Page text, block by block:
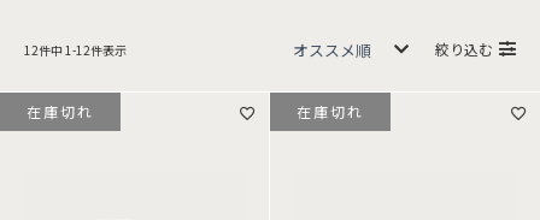
12件中 1 -12件表示 絞り込む
在庫切れ 在庫切れ